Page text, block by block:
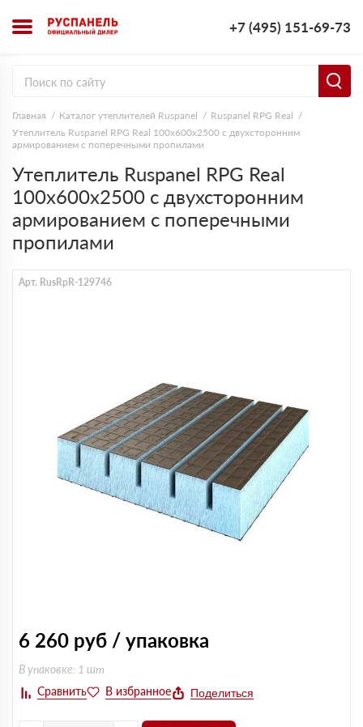
+7 (495) 151-69-73
Главная Каталог утеплителей Ruspanel
Ruspanel RPG Real
Утеплитель Ruspanel RPG Real 100х600х2500 с двухсторонним
армированием с поперечными пропилами
Утеплитель Ruspanel RPG Real
100х600х2500 с двухсторонним
армированием с поперечными
пропилами
Арт. RusRpR-129746
6 260 руб / упаковка
В упаковке: 1 шт
Поделиться